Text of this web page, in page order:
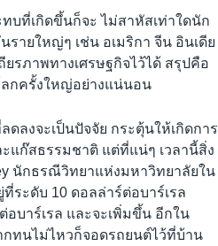
บที่เกิดขึ้นก็จะ ไม่สาหัสเท่าใดนัก
ายใหญ่ๆ เช่น อเมริกา จีน อินเดีย
รภาพทางเศรษฐกิจไว้ได้ สรุปคือ
ลกครั้งใหญ่อย่างแน่นอน
ลงจะเป็นปัจจัย กระตุ้นให้เกิดการ
แก๊สธรรมชาติ แต่ที่แน่ๆ เวลานี้สิ่ง
นักธรณีวิทยาแห่งมหาวิทยาลัยใน
ระดับ 10 ดอลล่าร์ต่อบาร์เรล
บาร์เรล และจะเพิ่มขึ้น อีกใน
ทนไม่ไหวก็จอดรถยนต์ไว้ที่บ้าน